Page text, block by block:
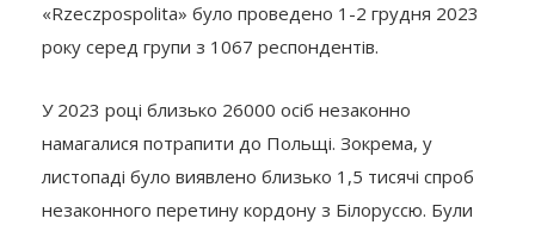
«Rzeczpospolita» було проведено 1-2 грудня 2023
року серед групи з 1067 респондентів.
У 2023 році близько 26000 осіб незаконно
намагалися потрапити до Польщі. Зокрема, у
листопаді було виявлено близько 1,5 тисячі спроб
незаконного перетину кордону з Білоруссю. Були